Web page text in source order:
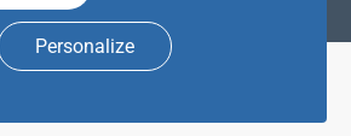
légales|Politique de confidentialité
Personalize